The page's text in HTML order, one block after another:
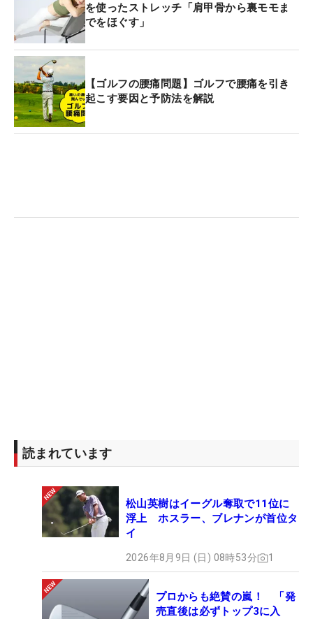
を使ったストレッチ「肩甲骨から裏モモま
でをほぐす」
【ゴルフの腰痛問題】ゴルフで腰痛を引き
起こす要因と予防法を解説
読まれています
松山英樹はイーグル奪取で11位に
浮上 ホスラー、ブレナンが首位タ
イ
2026年8月9日 (日) 08時53分 1
プロからも絶賛の嵐！ 「発
売直後は必ずトップ3に入